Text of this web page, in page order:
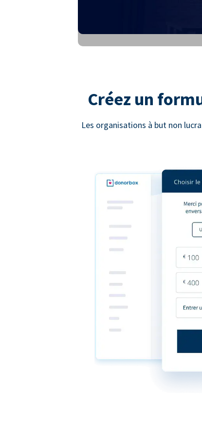
Créez un
Les organisations à but non